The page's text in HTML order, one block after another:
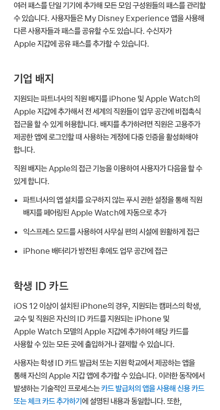
여러 패스를 단일 기기에 추가해 모든 모임 구성원들의 패스를 관리할
수 있습니다. 사용자들은 My Disney Experience 앱을 사용해
다른 사용자들과 패스를 공유할 수도 있습니다. 수신자가
Apple 지갑에 공유 패스를 추가할 수 있습니다.
기업 배지
지원되는 파트너사의 직원 배지를 iPhone 및 Apple Watch의
Apple 지갑에 추가해서 전 세계의 직원들이 업무 공간에 비접촉식
접근을 할 수 있게 허용합니다. 배지를 추가하려면 직원은 고용주가
제공한 앱에 로그인할 때 사용하는 계정에 다중 인증을 활성화해야
합니다.
직원 배지는 Apple의 접근 기능을 이용하여 사용자가 다음을 할 수
있게 합니다.
파트너사의 앱 설치를 요구하지 않는 푸시 권한 설정을 통해 직원
배지를 페어링된Apple Watch에 자동으로 추가
익스프레스 모드를 사용하여 사무실 편의 시설에 원활하게 접근
iPhone 배터리가 방전된 후에도 업무 공간에 접근
학생 ID 카드
iOS 12 이상이 설치된 iPhone의 경우, 지원되는 캠퍼스의 학생,
교수 및 직원은 자신의 ID 카드를 지원되는 iPhone 및
Apple Watch 모델의 Apple 지갑에 추가하여 해당 카드를
사용할 수 있는 모든 곳에 출입하거나 결제할 수 있습니다.
사용자는 학생 ID 카드 발급처 또는 지원 학교에서 제공하는 앱을
통해 자신의 Apple 지갑앱에 추가할 수 있습니다. 이러한 동작에서
발생하는 기술적인 프로세스는카드 발급처의 앱을 사용해 신용 카드
또는 체크 카드 추가하기에 설명된 내용과 동일합니다. 또한,